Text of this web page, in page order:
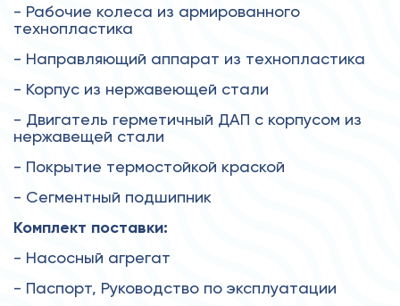
- Рабочие колеса из армированного
технопластика
- Направляющий аппарат из технопластика
- Корпус из нержавеющей стали
- Двигатель герметичный ДАП с корпусом из
нержавещей стали
- Покрытие термостойкой краской
- Сегментный подшипник
Комплект поставки:
- Насосный агрегат
- Паспорт, Руководство по эксплуатации